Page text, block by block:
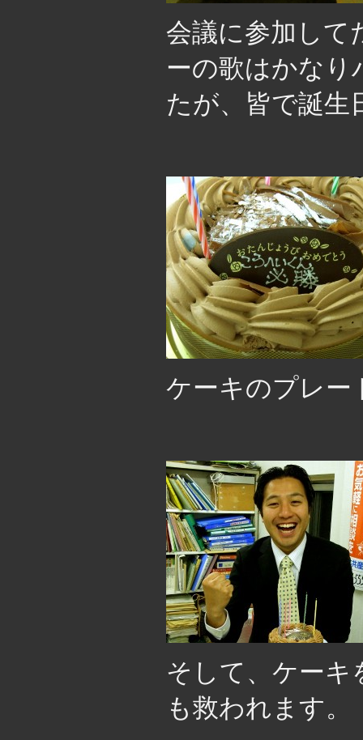
会議に参加して
ーの歌はかなり
たが、皆で誕生
ケーキのプレー
そして、ケーキ
も救われます。